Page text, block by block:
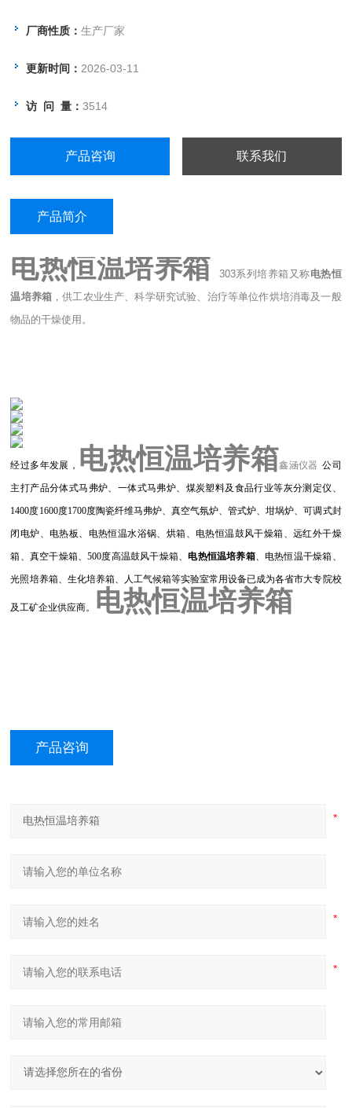
厂商性质：生产厂家
更新时间： 2026-03-11
访 问 量：3514
产品咨询 联系我们
产品简介
电热恒温培养箱 303系列培养箱又称电热恒
温培养箱 ，供工农业生产、科学研究试验、治疗等单位作烘培消毒及一般
物品的干燥使用。
经过多年发展， 电热恒温培养箱鑫涵仪器 公司
主打产品分体式马弗炉、 一体式马弗炉、煤炭塑料及食品行业等灰分测定仪、
1400度1600度1700度陶瓷纤维马弗炉、 真空气氛炉、管式炉、坩埚炉、可调式封
闭电炉、电热板、电热恒温水浴锅、烘箱、电热恒温鼓风干燥箱、远红外干燥
箱、真空干燥箱、500度高温鼓风干燥箱、电热恒温培养箱、电热恒温干燥箱、
光照培养箱、生化培养箱、人工气候箱等实验室常用设备已成为各省市大专院校
及工矿企业供应商。 电热恒温培养箱
产品咨询